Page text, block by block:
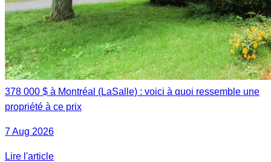
378 000 $ à Montréal (LaSalle) : voici à quoi ressemble une
propriété à ce prix
7 Aug 2026
Lire l'article